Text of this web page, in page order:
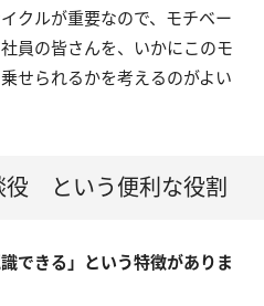
クルが重要なので、モチベー
員の皆さんを、いかにこのモ
せられるかを考えるのがよい
役 という便利な役割
できる」という特徴がありま